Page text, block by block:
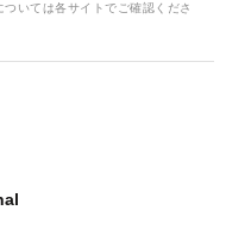
いては各サイトでご確認くださ